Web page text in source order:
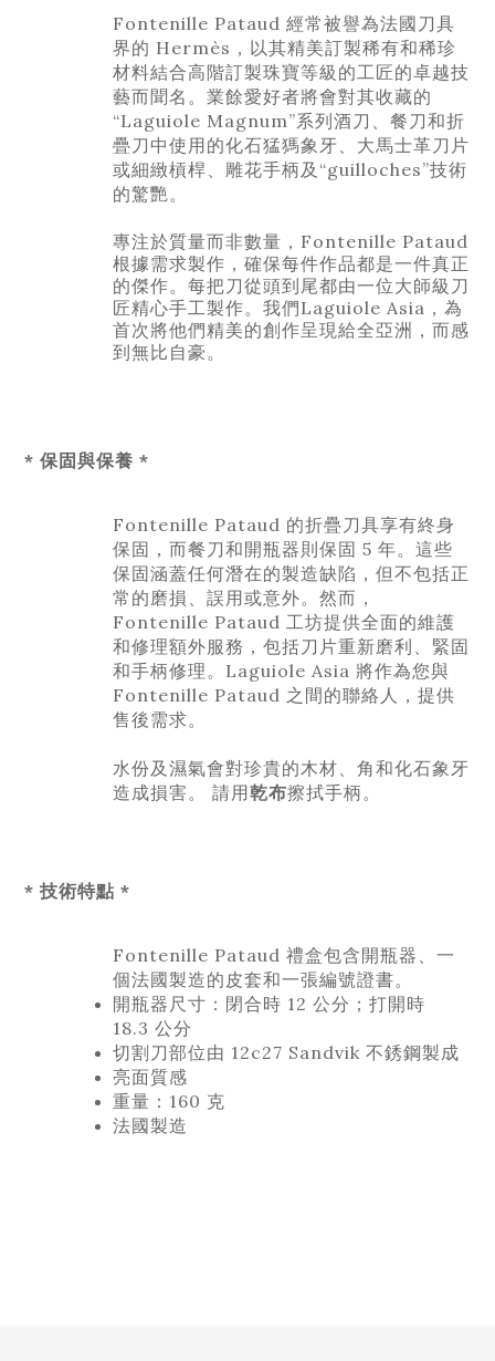
Fontenille Pataud 經常被譽為法國刀具
界的 Hermès，以其精美訂製稀有和稀珍
材料結合高階訂製珠寶等級的工匠的卓越技
藝而聞名。業餘愛好者將會對其收藏的
“Laguiole Magnum”系列酒刀、餐刀和折
疊刀中使用的化石猛獁象牙、大馬士革刀片
或細緻槓桿、雕花手柄及“guilloches”技術
的驚艷。
專注於質量而非數量，Fontenille Pataud
根據需求製作，確保每件作品都是一件真正
的傑作。每把刀從頭到尾都由一位大師級刀
匠精心手工製作。我們Laguiole Asia，為
首次將他們精美的創作呈現給全亞洲，而感
到無比自豪。
* 保固與保養 *
Fontenille Pataud 的折疊刀具享有終身
保固，而餐刀和開瓶器則保固 5 年。這些
保固涵蓋任何潛在的製造缺陷，但不包括正
常的磨損、誤用或意外。然而，
Fontenille Pataud 工坊提供全面的維護
和修理額外服務，包括刀片重新磨利、緊固
和手柄修理。Laguiole Asia 將作為您與
Fontenille Pataud 之間的聯絡人，提供
售後需求。
水份及濕氣會對珍貴的木材、角和化石象牙
造成損害。 請用乾布擦拭手柄。
* 技術特點 *
Fontenille Pataud 禮盒包含開瓶器、一
個法國製造的皮套和一張編號證書。
開瓶器尺寸：閉合時 12 公分；打開時
18.3 公分
切割刀部位由 12c27 Sandvik 不銹鋼製成
亮面質感
重量：160 克
法國製造